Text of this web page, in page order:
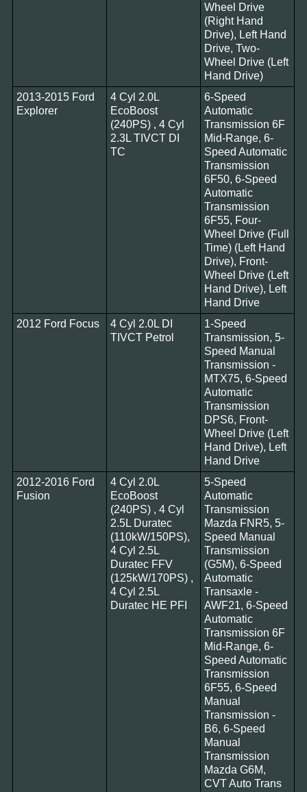
Wheel Drive
(Right Hand
Drive), Left Hand
Drive, Two-
Wheel Drive (Left
Hand Drive)
2013-2015 Ford
Explorer
4 Cyl 2.0L
EcoBoost
(240PS) , 4 Cyl
2.3L TIVCT DI
TC
6-Speed
Automatic
Transmission 6F
Mid-Range, 6-
Speed Automatic
Transmission
6F50, 6-Speed
Automatic
Transmission
6F55, Four-
Wheel Drive (Full
Time) (Left Hand
Drive), Front-
Wheel Drive (Left
Hand Drive), Left
Hand Drive
2012 Ford Focus
4 Cyl 2.0L DI
TIVCT Petrol
1-Speed
Transmission, 5-
Speed Manual
Transmission -
MTX75, 6-Speed
Automatic
Transmission
DPS6, Front-
Wheel Drive (Left
Hand Drive), Left
Hand Drive
2012-2016 Ford
Fusion
4 Cyl 2.0L
EcoBoost
(240PS) , 4 Cyl
2.5L Duratec
(110kW/150PS),
4 Cyl 2.5L
Duratec FFV
(125kW/170PS) ,
4 Cyl 2.5L
Duratec HE PFI
5-Speed
Automatic
Transmission
Mazda FNR5, 5-
Speed Manual
Transmission
(G5M), 6-Speed
Automatic
Transaxle -
AWF21, 6-Speed
Automatic
Transmission 6F
Mid-Range, 6-
Speed Automatic
Transmission
6F55, 6-Speed
Manual
Transmission -
B6, 6-Speed
Manual
Transmission
Mazda G6M,
CVT Auto Trans